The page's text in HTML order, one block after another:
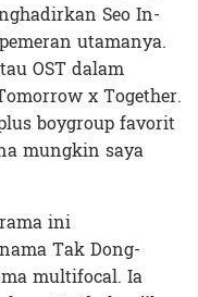
Seo In-
utamanya.
OST dalam
x Together.
boygroup favorit
mungkin saya
ini
Tak Dong-
multifocal. Ia